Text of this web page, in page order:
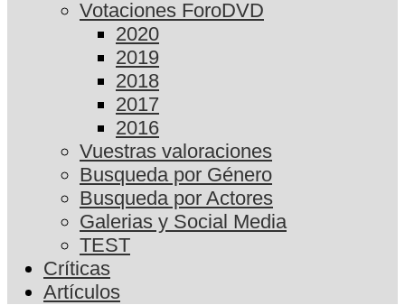
Votaciones ForoDVD
2020
2019
2018
2017
2016
Vuestras valoraciones
Busqueda por Género
Busqueda por Actores
Galerias y Social Media
TEST
Críticas
Artículos